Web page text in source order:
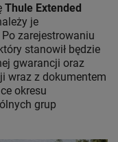
Thule Extended
je
zarejestrowaniu
stanowił będzie
gwarancji oraz
wraz z dokumentem
okresu
grup